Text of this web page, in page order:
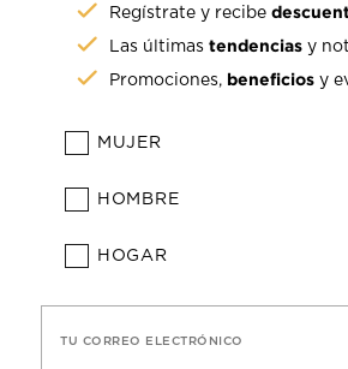
Regístrate y recibe
Las últimastendencias y
Promociones, beneficios y
MUJER
HOMBRE
HOGAR
TU CORREO ELECTRÓNICO